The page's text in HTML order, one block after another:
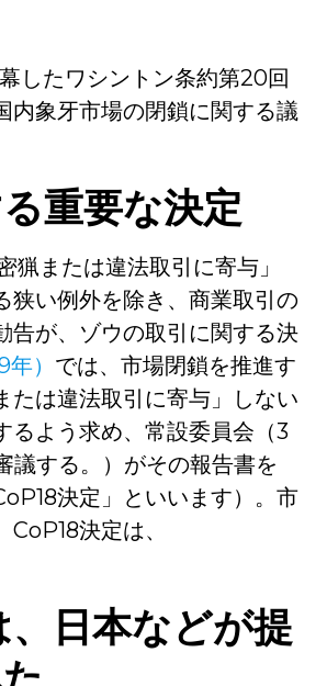
したワシントン条約第20回
内象牙市場の閉鎖に関する議
重要な決定
猟または違法取引に寄与」
狭い例外を除き、商業取引の
告が、ゾウの取引に関する決
） では、市場閉鎖を推進す
たは違法取引に寄与」しない
るよう求め、常設委員会（3
議する。）がその報告書を
決定」といいます）。市
決定は、
日本などが提